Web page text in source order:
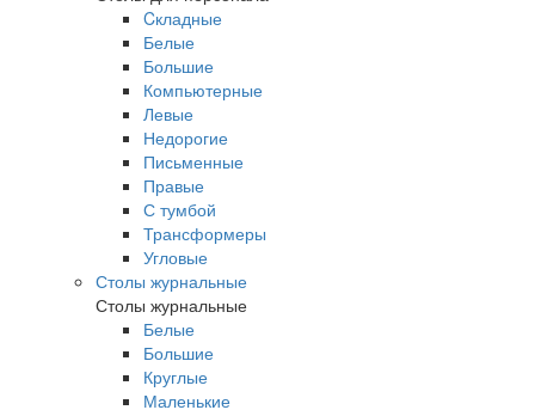
Cкладные
Белые
Большие
Компьютерные
Левые
Недорогие
Письменные
Правые
С тумбой
Трансформеры
Угловые
Столы журнальные
Столы журнальные
Белые
Большие
Круглые
Маленькие